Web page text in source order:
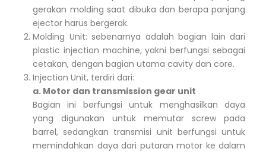
gerakan molding saat dibuka dan berapa panjang
ejector harus bergerak.
Molding Unit: sebenarnya adalah bagian lain dari
plastic injection machine, yakni berfungsi sebagai
cetakan, dengan bagian utama cavity dan core.
Injection Unit, terdiri dari:
a. Motor dan transmission gear unit
Bagian ini berfungsi untuk menghasilkan daya
yang digunakan untuk memutar screw pada
barrel, sedangkan transmisi unit berfungsi untuk
memindahkan daya dari putaran motor ke dalam